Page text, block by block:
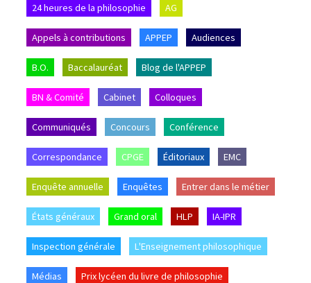
24 heures de la philosophie AG
Appels à contributions APPEP Audiences
B.O. Baccalauréat Blog de l'APPEP
BN & Comité Cabinet Colloques
Communiqués Concours Conférence
Correspondance CPGE Éditoriaux EMC
Enquête annuelle Enquêtes Entrer dans le métier
États généraux Grand oral HLP IA-IPR
Inspection générale L'Enseignement philosophique
Médias Prix lycéen du livre de philosophie